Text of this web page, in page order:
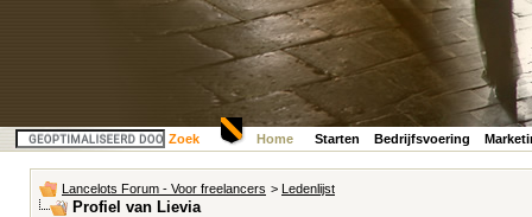
Zoek Home Starten Bedrijfsvoering
Lancelots Forum - Voor freelancers > Ledenlijst
Profiel van Lievia